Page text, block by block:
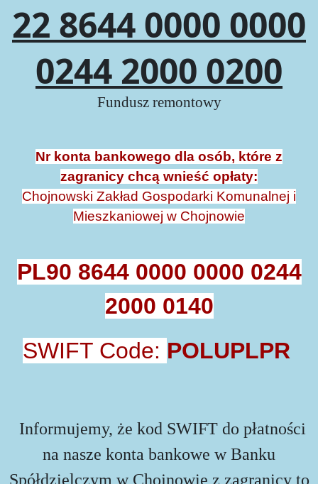
22 8644 0000 0000
0244 2000 0200
Fundusz remontowy
Nr konta bankowego dla osób, które z
zagranicy chcą wnieść opłaty:
Chojnowski Zakład Gospodarki Komunalnej i
Mieszkaniowej w Chojnowie
PL90 8644 0000 0000 0244
2000 0140
SWIFT Code: POLUPLPR
Informujemy, że kod SWIFT do płatności
na nasze konta bankowe w Banku
Spółdzielczym w Chojnowie z zagranicy to